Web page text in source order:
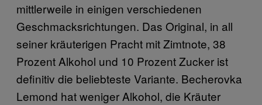
mittlerweile in einigen verschiedenen
Geschmacksrichtungen. Das Original, in all
seiner kräuterigen Pracht mit Zimtnote, 38
Prozent Alkohol und 10 Prozent Zucker ist
definitiv die beliebteste Variante. Becherovka
Lemond hat weniger Alkohol, die Kräuter